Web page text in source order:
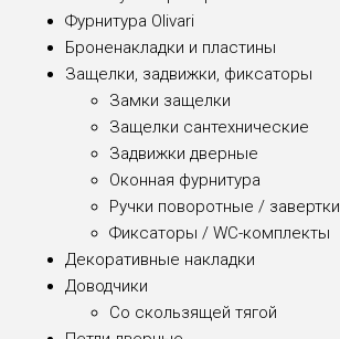
Фурнитура Olivari
Броненакладки и пластины
Защелки, задвижки, фиксаторы
Замки защелки
Защелки сантехнические
Задвижки дверные
Оконная фурнитура
Ручки поворотные / завертки
Фиксаторы / WC-комплекты
Декоративные накладки
Доводчики
Со скользящей тягой